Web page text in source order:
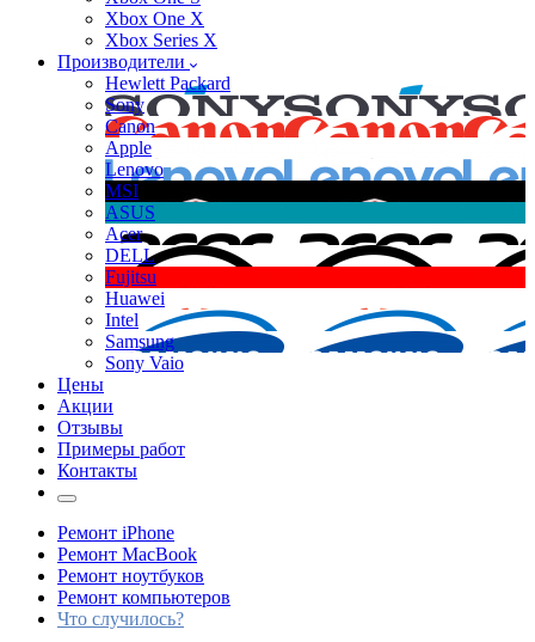
Xbox One X
Xbox Series X
Производители
Hewlett Packard
Sony
Canon
Apple
Lenovo
MSI
ASUS
Acer
DELL
Fujitsu
Huawei
Intel
Samsung
Sony Vaio
Цены
Акции
Отзывы
Примеры работ
Контакты
Ремонт iPhone
Ремонт MacBook
Ремонт ноутбуков
Ремонт компьютеров
Что случилось?